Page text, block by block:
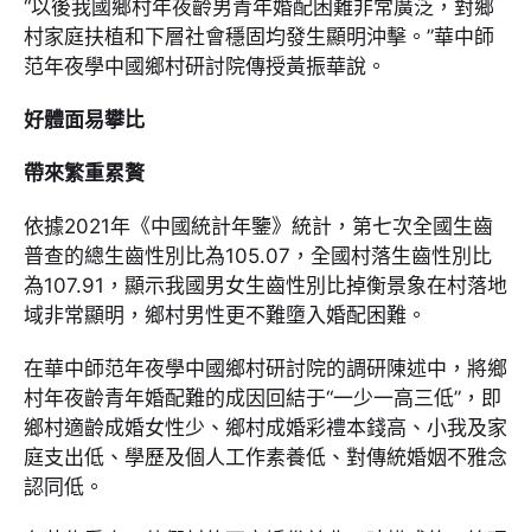
“以後我國鄉村年夜齡男青年婚配困難非常廣泛，對鄉
村家庭扶植和下層社會穩固均發生顯明沖擊。”華中師
范年夜學中國鄉村研討院傳授黃振華說。
好體面易攀比
帶來繁重累贅
依據2021年《中國統計年鑒》統計，第七次全國生齒
普查的總生齒性別比為105.07，全國村落生齒性別比
為107.91，顯示我國男女生齒性別比掉衡景象在村落地
域非常顯明，鄉村男性更不難墮入婚配困難。
在華中師范年夜學中國鄉村研討院的調研陳述中，將鄉
村年夜齡青年婚配難的成因回結于“一少一高三低”，即
鄉村適齡成婚女性少、鄉村成婚彩禮本錢高、小我及家
庭支出低、學歷及個人工作素養低、對傳統婚姻不雅念
認同低。